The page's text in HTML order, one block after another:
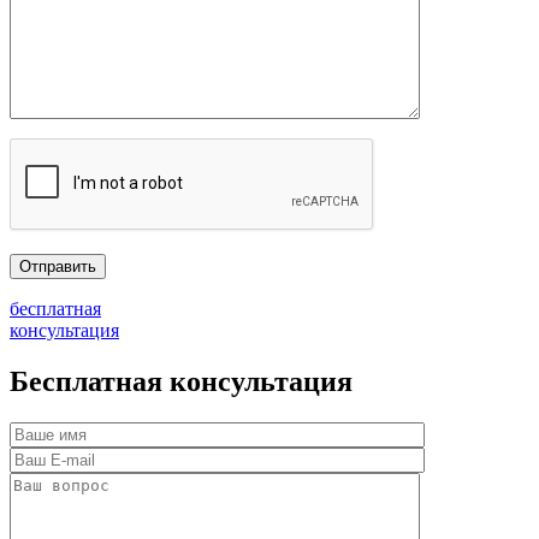
бесплатная
консультация
Бесплатная консультация